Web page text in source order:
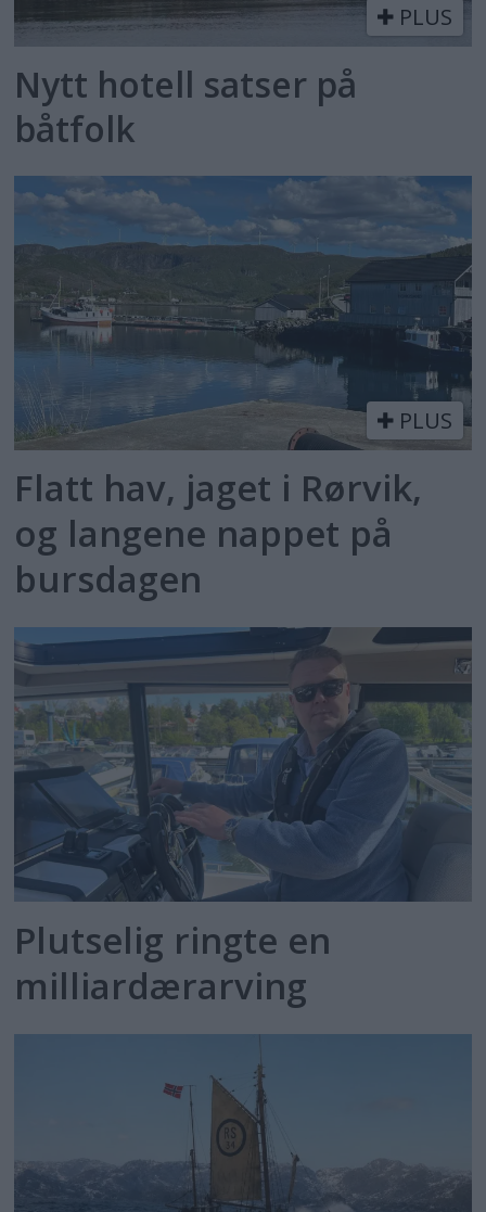
PLUS
Nytt hotell satser på
båtfolk
PLUS
Flatt hav, jaget i Rørvik,
og langene nappet på
bursdagen
Plutselig ringte en
milliardærarving